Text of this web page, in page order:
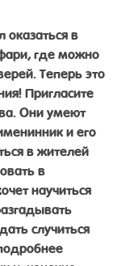
в
где можно
Теперь это
Пригласите
Они умеют
и его
в жителей
в
научиться
случиться